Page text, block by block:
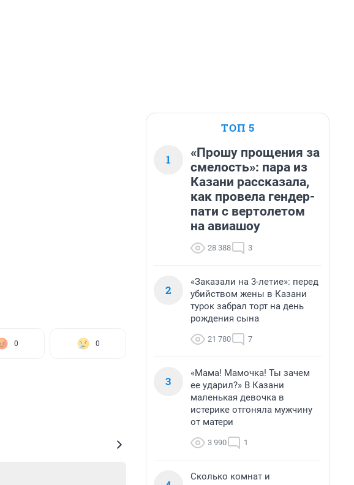
0 0
ТОП 5
1
«Прошу прощения за
смелость»: пара из
Казани рассказала,
как провела гендер-
пати с вертолетом
на авиашоу
28 388 3
2
«Заказали на 3-летие»: перед
убийством жены в Казани
турок забрал торт на день
рождения сына
21 780 7
3
«Мама! Мамочка! Ты зачем
ее ударил?» В Казани
маленькая девочка в
истерике отгоняла мужчину
от матери
3 990 1
Сколько комнат и